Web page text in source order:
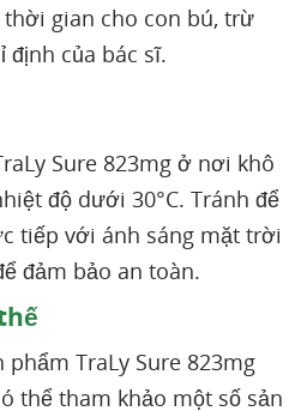
gian cho con bú, trừ
định của bác sĩ.
Sure 823mg ở nơi khô
độ dưới 30°C. Tránh để
tiếp với ánh sáng mặt trời
đảm bảo an toàn.
TraLy Sure 823mg
thể tham khảo một số sản